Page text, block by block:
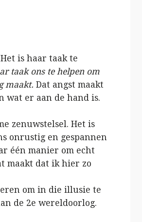
is haar taak te
taak ons te helpen om
maakt. Dat angst maakt
wat er aan de hand is.
zenuwstelsel. Het is
onrustig en gespannen
één manier om echt
maakt dat ik hier zo
om in die illusie te
de 2e wereldoorlog.